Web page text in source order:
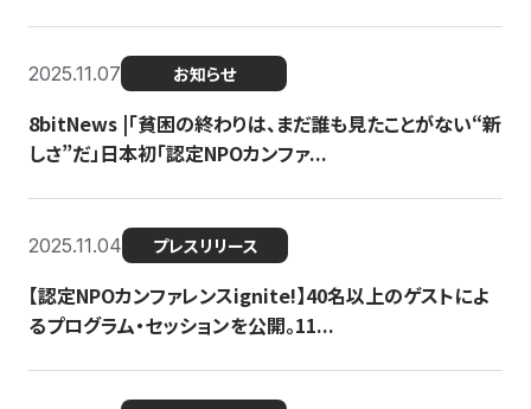
2025.11.07 お知らせ
8bitNews |「貧困の終わりは、まだ誰も見たことがない“新
しさ”だ」日本初「認定NPOカンファ...
2025.11.04 プレスリリース
【認定NPOカンファレンスignite!】40名以上のゲストによ
るプログラム・セッションを公開。11...